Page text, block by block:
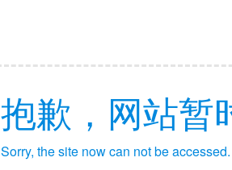
抱歉，网站暂
Sorry, the site now can not be accessed.